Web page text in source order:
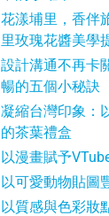
花漾埔里，香伴
里玫瑰花醬美學
設計溝通不再卡
暢的五個小秘訣
凝縮台灣印象：
的茶葉禮盒
以漫畫賦予
以可愛動物貼圖
以質感與色彩妝